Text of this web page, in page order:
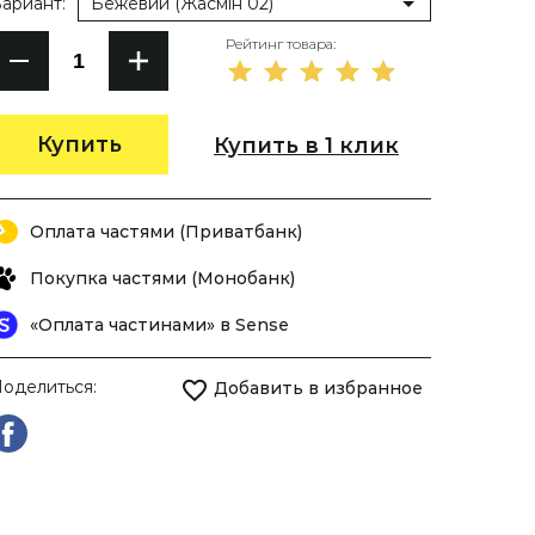
Купить
Рейтинг товара:
Купить в 1 клик
Оплата частями (Приватбанк)
Покупка частями (Монобанк)
«Оплата частинами» в Sense
Добавить в избранное